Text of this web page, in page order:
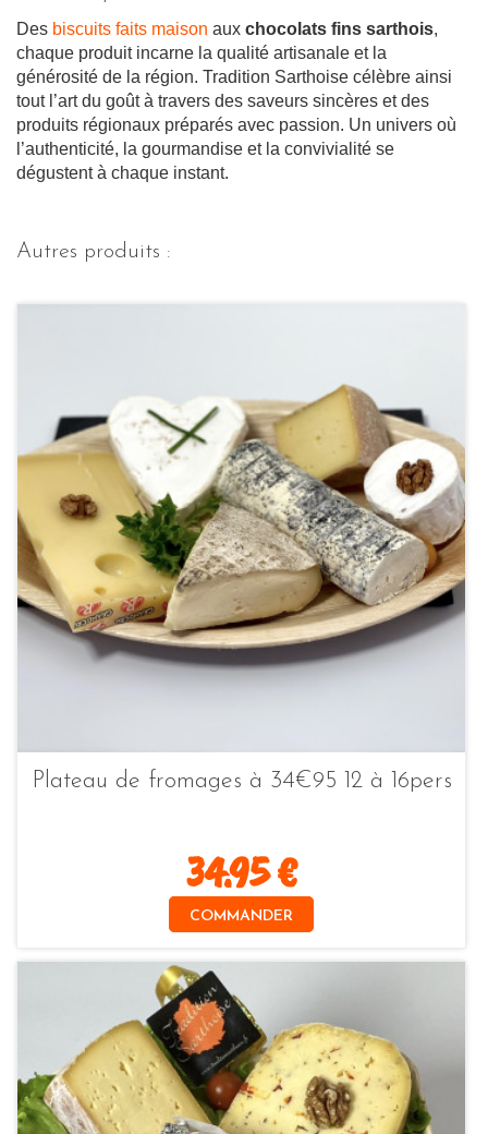
Des biscuits faits maison aux chocolats fins sarthois,
chaque produit incarne la qualité artisanale et la
générosité de la région. Tradition Sarthoise célèbre ainsi
tout l’art du goût à travers des saveurs sincères et des
produits régionaux préparés avec passion. Un univers où
l’authenticité, la gourmandise et la convivialité se
dégustent à chaque instant.
Autres produits :
Plateau de fromages à 34€95 12 à 16pers
34.95 €
COMMANDER